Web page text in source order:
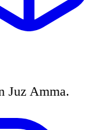
Juz Amma.